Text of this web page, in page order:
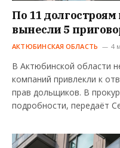
По 11
вынесли 5
АКТЮБИНСКАЯ ОБЛАСТЬ 4
В Актюбинской области
компаний привлекли к
прав дольщиков. В
подробности, передаёт